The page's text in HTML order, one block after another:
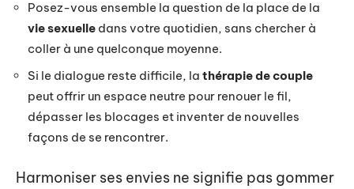
Posez-vous ensemble la question de la place de la
vie sexuelle dans votre quotidien, sans chercher à
coller à une quelconque moyenne.
Si le dialogue reste difficile, la thérapie de couple
peut offrir un espace neutre pour renouer le fil,
dépasser les blocages et inventer de nouvelles
façons de se rencontrer.
Harmoniser ses envies ne signifie pas gommer